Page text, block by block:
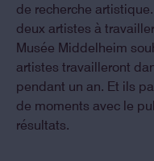
de recherche
deux artistes à
Musée Middelheim
artistes travailleront
pendant un an. Et ils
de moments avec le
résultats.